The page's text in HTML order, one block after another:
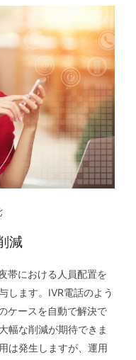
減
帯における人員配置を
します。IVR電話のよう
ケースを自動で解決で
幅な削減が期待できま
は発生しますが、運用